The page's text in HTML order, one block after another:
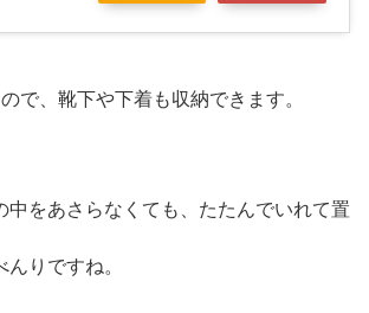
で、靴下や下着も収納できます。
中をあさらなくても、たたんでいれて置
りですね。